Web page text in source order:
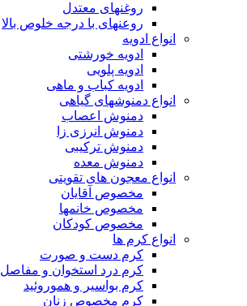
روغنهای معتدل
روعنهای با درجه خلوص بالا
انواع ادویه
ادویه خورشتی
ادویه پلویی
ادویه کباب و ماهی
انواع دمنوشهای گیاهی
دمنوش اعصاب
دمنوش انرزی زا
دمنوش ترکیبی
دمنوش معده
انواع معجون های تقویتی
مخصوص آقایان
مخصوص خانمها
مخصوص کودکان
انواع کرم ها
کرم دست و صورت
کرم درد استخوان و مفاصل
کرم بواسیر و هموروئید
کرم مخصوص زنان